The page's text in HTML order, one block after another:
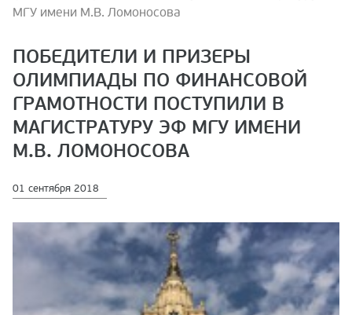
МГУ имени М.В. Ломоносова
ПОБЕДИТЕЛИ И ПРИЗЕРЫ
ОЛИМПИАДЫ ПО ФИНАНСОВОЙ
ГРАМОТНОСТИ ПОСТУПИЛИ В
МАГИСТРАТУРУ ЭФ МГУ ИМЕНИ
М.В. ЛОМОНОСОВА
01 сентября 2018